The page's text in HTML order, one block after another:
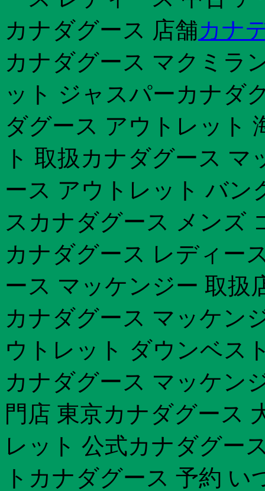
カナダグース 店舗カナ
カナダグース マクミラ
ット ジャスパーカナダ
ダグース アウトレット
ト 取扱カナダグース
ース アウトレット バン
スカナダグース メンズ
カナダグース レディー
ース マッケンジー 取扱
カナダグース マッケン
ウトレット ダウンベス
カナダグース マッケン
門店 東京カナダグース
レット 公式カナダグー
トカナダグース 予約 い